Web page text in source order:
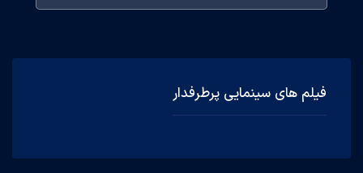
فیلم های سینمایی پرطرفدار